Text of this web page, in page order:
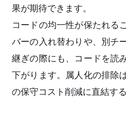
果が期待できます。
コードの均一性が保たれる
バーの入れ替わりや、別チ
継ぎの際にも、コードを読
下がります。属人化の排除
の保守コスト削減に直結す